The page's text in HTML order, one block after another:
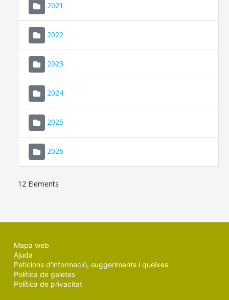
2021
2022
2023
2024
2025
2026
12 Elements
Mapa web
Ajuda
Peticions d'informació, suggeriments i queixes
Política de galetes
Política de privacitat